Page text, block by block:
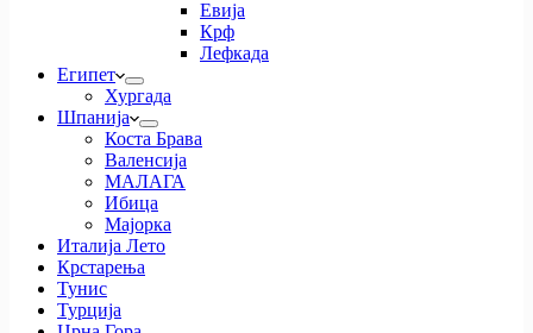
Евија
Крф
Лефкада
Египет
Хургада
Шпанија
Коста Брава
Валенсија
МАЛАГА
Ибица
Мајорка
Италија Лето
Крстарења
Тунис
Турција